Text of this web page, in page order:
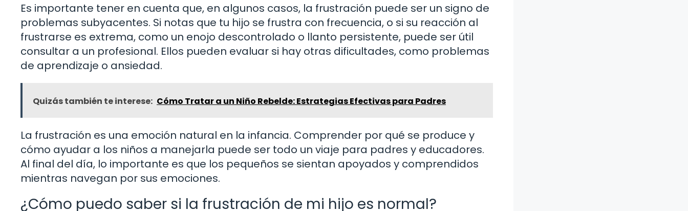
Es importante tener en cuenta que, en algunos casos, la frustración puede ser un signo de
problemas subyacentes. Si notas que tu hijo se frustra con frecuencia, o si su reacción al
frustrarse es extrema, como un enojo descontrolado o llanto persistente, puede ser útil
consultar a un profesional. Ellos pueden evaluar si hay otras dificultades, como problemas
de aprendizaje o ansiedad.
Quizás también te interese: Cómo Tratar a un Niño Rebelde: Estrategias Efectivas para Padres
La frustración es una emoción natural en la infancia. Comprender por qué se produce y
cómo ayudar a los niños a manejarla puede ser todo un viaje para padres y educadores.
Al final del día, lo importante es que los pequeños se sientan apoyados y comprendidos
mientras navegan por sus emociones.
¿Cómo puedo saber si la frustración de mi hijo es normal?